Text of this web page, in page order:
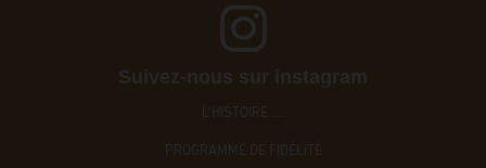
Suivez-nous sur instagram
L'HISTOIRE ....
PROGRAMME DE FIDÉLITÉ